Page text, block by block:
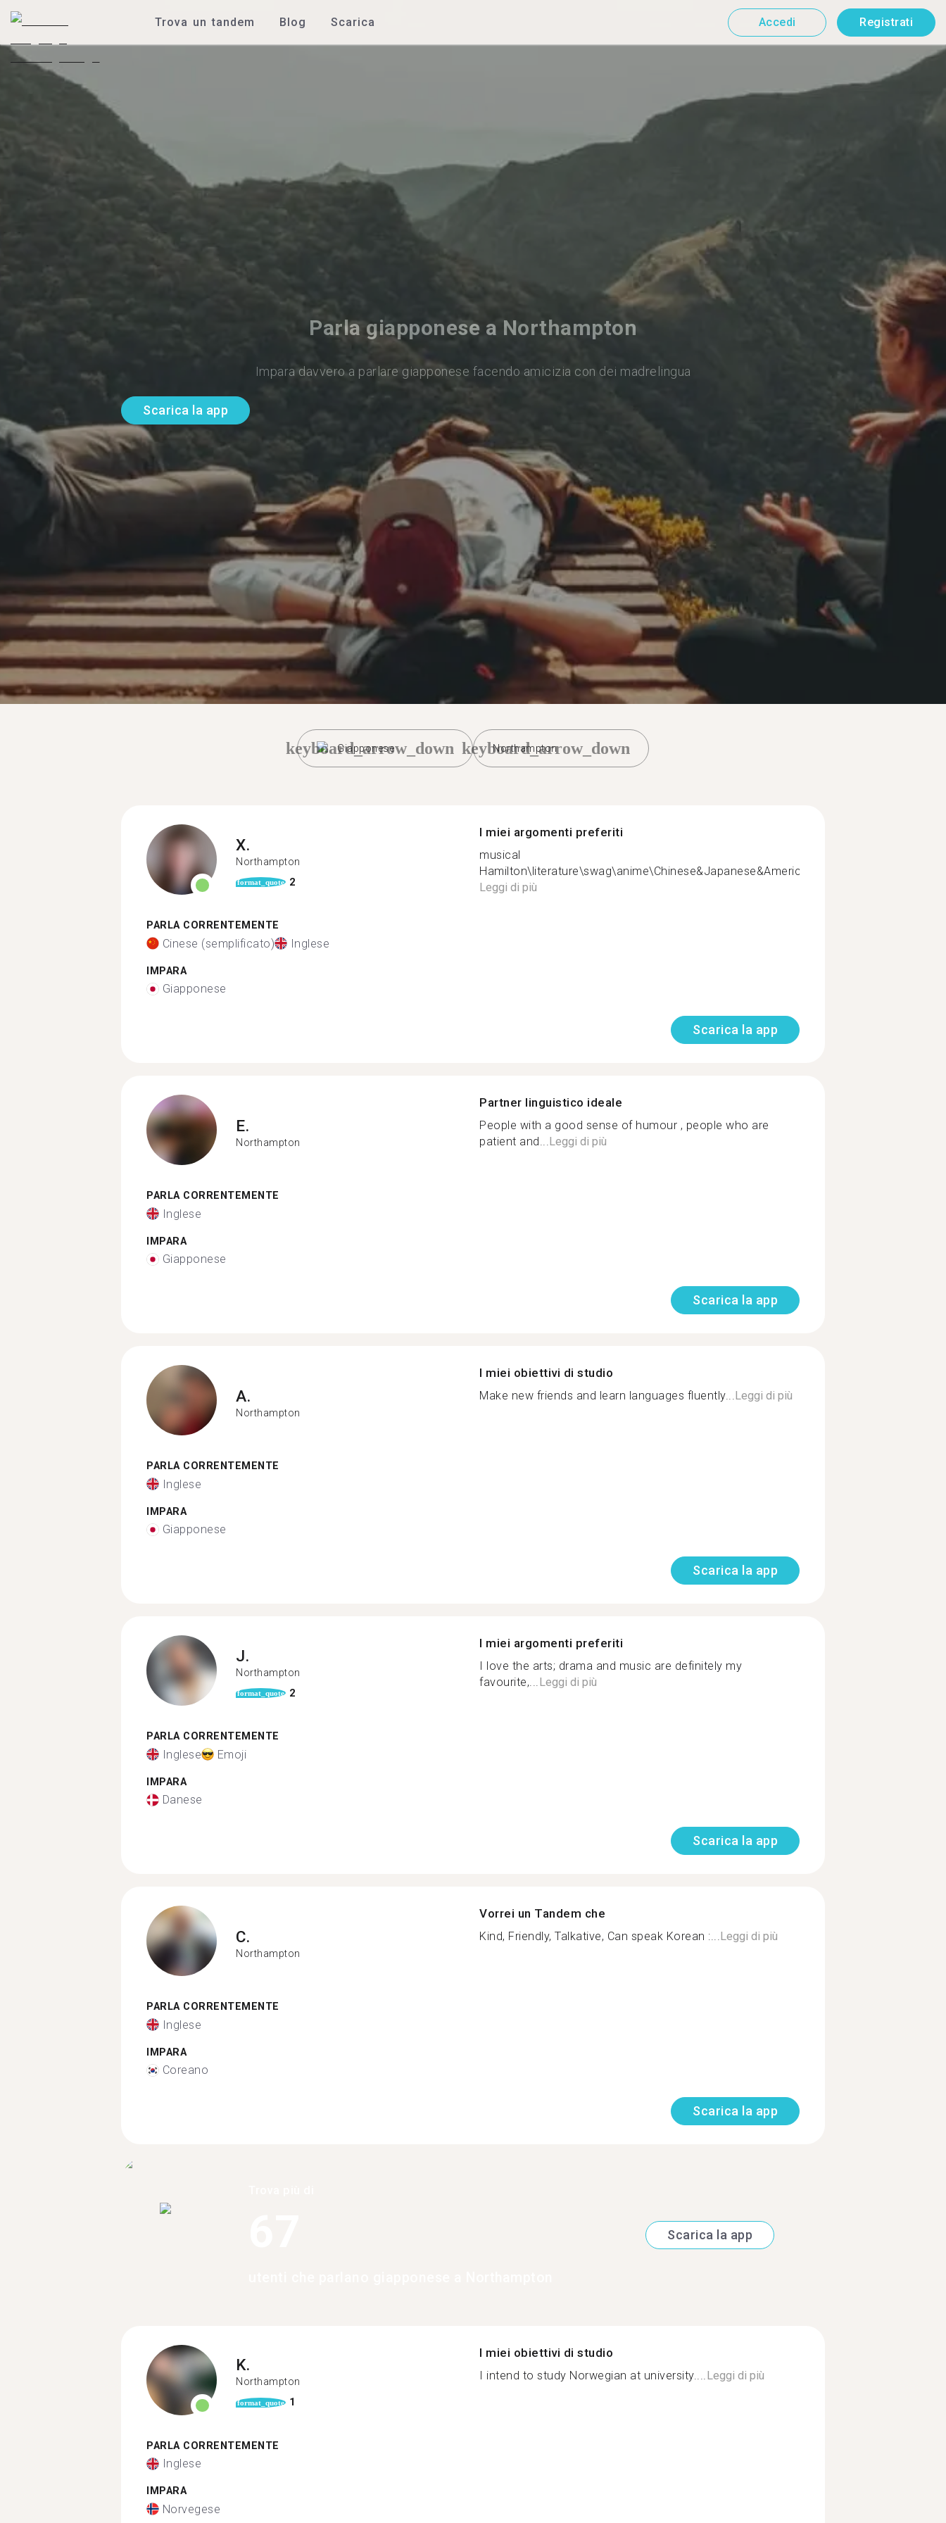
Trova un tandem Blog Scarica Accedi Registrati
Parla giapponese a Northampton
Impara davvero a parlare giapponese facendo amicizia con dei madrelingua
Scarica la app
Giapponese
keyboard_arrow_down Northampton
keyboard_arrow_down
X.
Northampton
format_quote 2
PARLA CORRENTEMENTE
Cinese (semplificato) Inglese
IMPARA
Giapponese
I miei argomenti preferiti
musical
Hamilton\literature\swag\anime\Chinese&Japanese&American...
Leggi di più
Scarica la app
E.
Northampton
PARLA CORRENTEMENTE
Inglese
IMPARA
Giapponese
Partner linguistico ideale
People with a good sense of humour , people who are
patient and...Leggi di più
Scarica la app
A.
Northampton
PARLA CORRENTEMENTE
Inglese
IMPARA
Giapponese
I miei obiettivi di studio
Make new friends and learn languages fluently...Leggi di più
Scarica la app
J.
Northampton
format_quote 2
PARLA CORRENTEMENTE
Inglese Emoji
IMPARA
Danese
I miei argomenti preferiti
I love the arts; drama and music are definitely my
favourite,...Leggi di più
Scarica la app
C.
Northampton
PARLA CORRENTEMENTE
Inglese
IMPARA
Coreano
Vorrei un Tandem che
Kind, Friendly, Talkative, Can speak Korean :...Leggi di più
Scarica la app
Scarica la app
K.
Northampton
format_quote 1
PARLA CORRENTEMENTE
Inglese
IMPARA
Norvegese
I miei obiettivi di studio
I intend to study Norwegian at university.... Leggi di più